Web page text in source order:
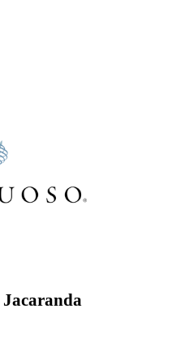
Jacaranda